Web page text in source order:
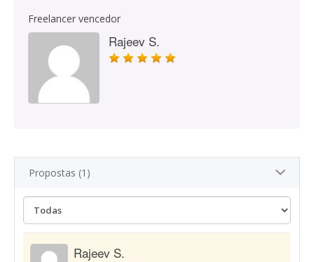
Freelancer vencedor
Rajeev S.
Propostas (1)
Rajeev S.